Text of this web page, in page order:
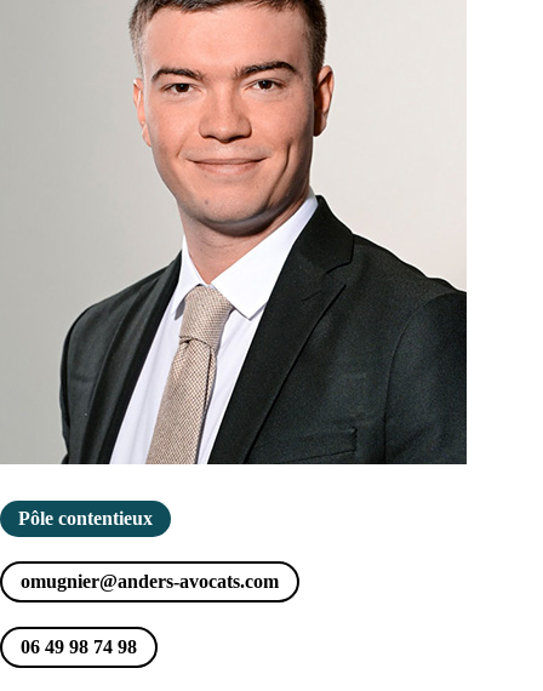
Pôle contentieux
omugnier@anders-avocats.com
06 49 98 74 98